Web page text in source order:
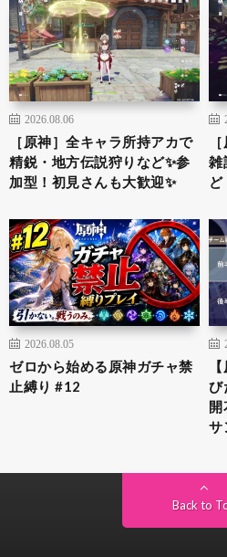
2026.08.06
［原神］全キャラ所持アカで
精鋭・地方伝説狩りなど✨参
加型！初見さんも大歓迎✨
雑
2026.08.05
ゼロから始める原神ガチャ禁
止縛り #12
び
開
サ
Back to